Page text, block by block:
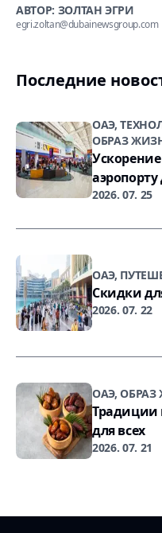
АВТОР: ЗОЛТАН ЭГРИ
egri.zoltan@dubainewsgroup.com
Последние
ОАЭ,
ОБРАЗ
аэропорту
2026. 07. 25
ОАЭ,
Скидки
2026. 07. 22
ОАЭ,
Традиции
для всех
2026. 07. 21